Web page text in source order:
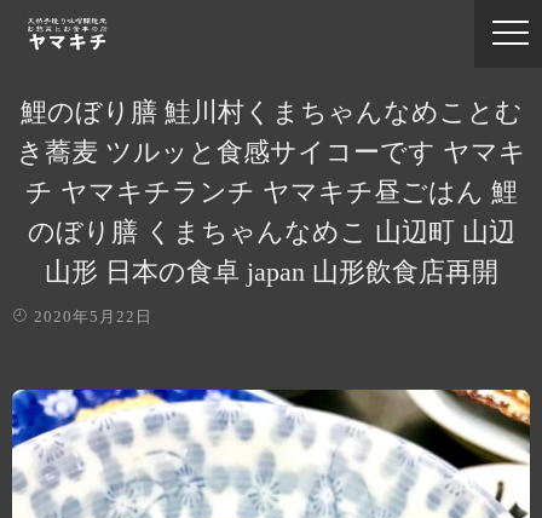
鯉のぼり膳 鮭川村くまちゃんなめことむ
き蕎麦 ツルッと食感サイコーです ヤマキ
チ ヤマキチランチ ヤマキチ昼ごはん 鯉
のぼり膳 くまちゃんなめこ 山辺町 山辺
山形 日本の食卓 japan 山形飲食店再開
2020年5月22日